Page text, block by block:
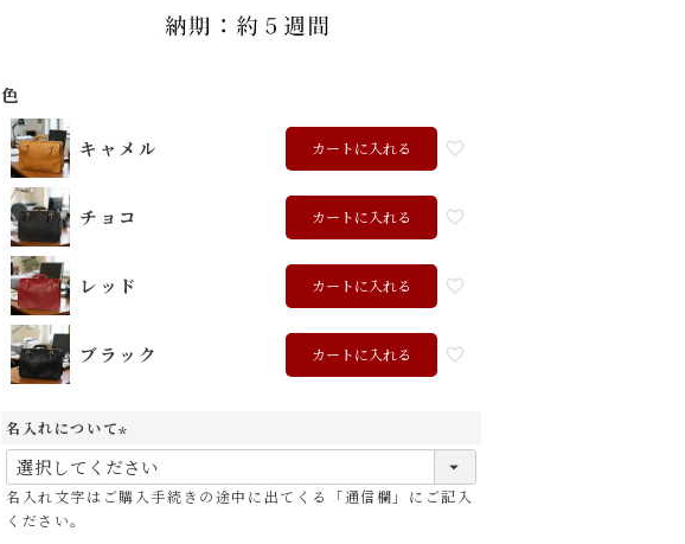
キャメル チョコ レッド ブラック
色
キャメル カートに入れる
チョコ カートに入れる
レッド カートに入れる
ブラック カートに入れる
名入れについて
(
必
須
名入れ文字はご購入手続きの途中に出てくる「通信欄」にご記入
ください。